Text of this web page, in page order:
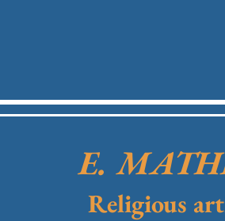
E.
Religious